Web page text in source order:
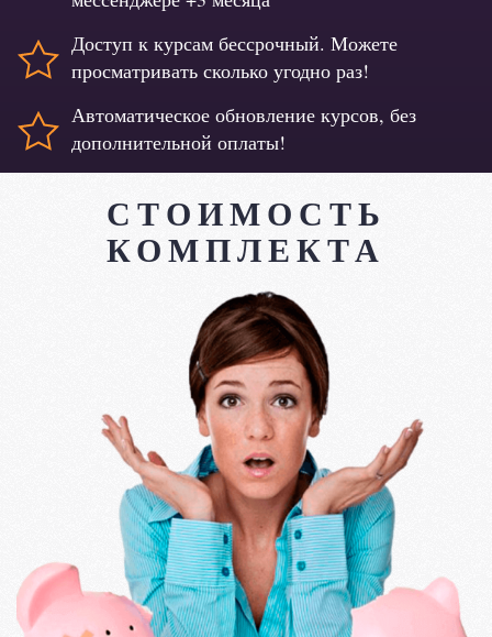
Доступ к курсам бессрочный. Можете
просматривать сколько угодно раз!
Автоматическое обновление курсов, без
дополнительной оплаты!
СТОИМОСТЬ
КОМПЛЕКТА